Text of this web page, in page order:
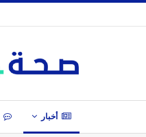
أخبار